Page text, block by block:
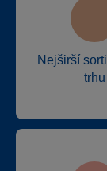
Nejširší
trhu